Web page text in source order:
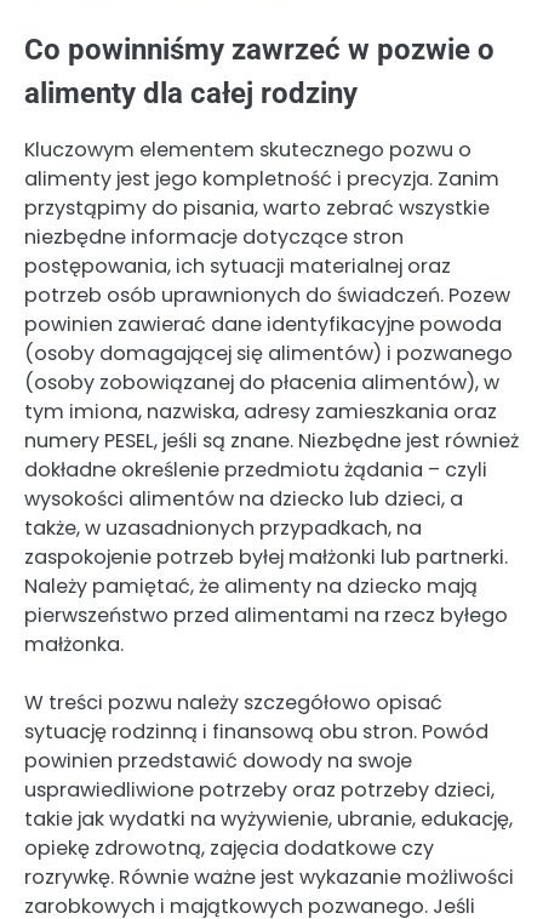
Co powinniśmy zawrzeć w pozwie o
alimenty dla całej rodziny
Kluczowym elementem skutecznego pozwu o
alimenty jest jego kompletność i precyzja. Zanim
przystąpimy do pisania, warto zebrać wszystkie
niezbędne informacje dotyczące stron
postępowania, ich sytuacji materialnej oraz
potrzeb osób uprawnionych do świadczeń. Pozew
powinien zawierać dane identyfikacyjne powoda
(osoby domagającej się alimentów) i pozwanego
(osoby zobowiązanej do płacenia alimentów), w
tym imiona, nazwiska, adresy zamieszkania oraz
numery PESEL, jeśli są znane. Niezbędne jest również
dokładne określenie przedmiotu żądania – czyli
wysokości alimentów na dziecko lub dzieci, a
także, w uzasadnionych przypadkach, na
zaspokojenie potrzeb byłej małżonki lub partnerki.
Należy pamiętać, że alimenty na dziecko mają
pierwszeństwo przed alimentami na rzecz byłego
małżonka.
W treści pozwu należy szczegółowo opisać
sytuację rodzinną i finansową obu stron. Powód
powinien przedstawić dowody na swoje
usprawiedliwione potrzeby oraz potrzeby dzieci,
takie jak wydatki na wyżywienie, ubranie, edukację,
opiekę zdrowotną, zajęcia dodatkowe czy
rozrywkę. Równie ważne jest wykazanie możliwości
zarobkowych i majątkowych pozwanego. Jeśli